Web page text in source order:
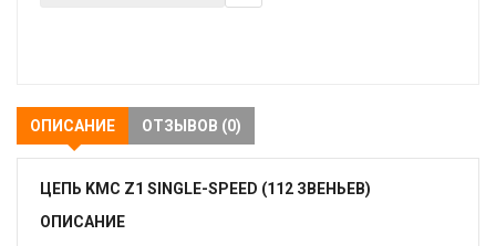
ОПИСАНИЕ ОТЗЫВОВ (0)
ЦЕПЬ KMC Z1 SINGLE-SPEED (112 ЗВЕНЬЕВ)
ОПИСАНИЕ